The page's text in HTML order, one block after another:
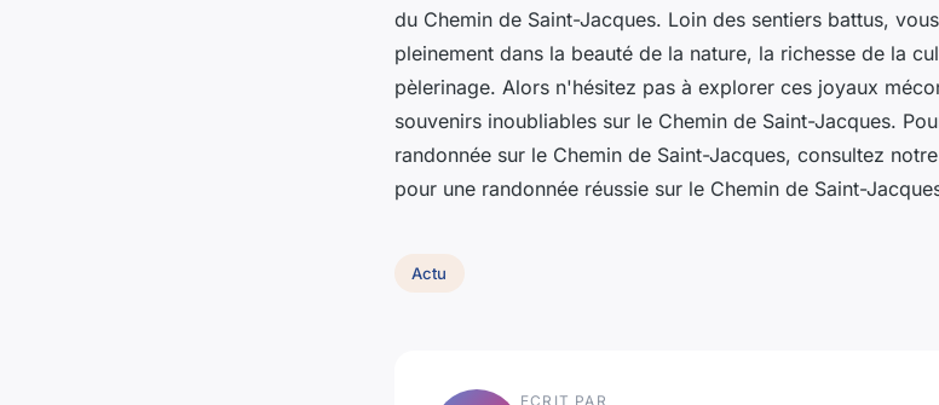
du Chemin de Saint-Jacques. Loin des sentiers battus,
pleinement dans la beauté de la nature, la richesse de la
pèlerinage. Alors n'hésitez pas à explorer ces joyaux
souvenirs inoubliables sur le Chemin de Saint-Jacques.
randonnée sur le Chemin de Saint-Jacques, consultez
pour une randonnée réussie sur le Chemin de Saint-
Actu
ECRIT PAR